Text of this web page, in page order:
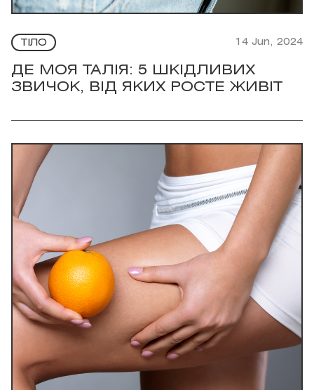
ТІЛО 14 Jun, 2024
ДЕ МОЯ ТАЛІЯ: 5 ШКІДЛИВИХ
ЗВИЧОК, ВІД ЯКИХ РОСТЕ ЖИВІТ